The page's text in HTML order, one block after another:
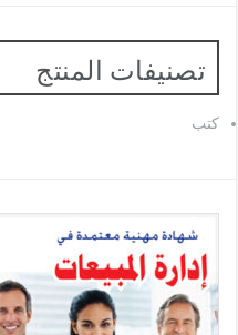
تصنيفات المنتج
كتب